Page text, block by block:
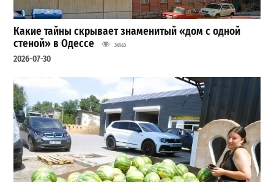
Какие тайны скрывает знаменитый «дом с одной
стеной» в Одессе
34143
2026-07-30